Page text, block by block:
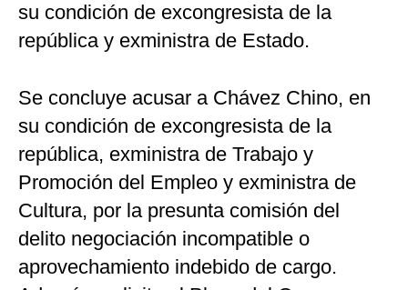
su condición de excongresista de la
república y exministra de Estado.
Se concluye acusar a Chávez Chino, en
su condición de excongresista de la
república, exministra de Trabajo y
Promoción del Empleo y exministra de
Cultura, por la presunta comisión del
delito negociación incompatible o
aprovechamiento indebido de cargo.